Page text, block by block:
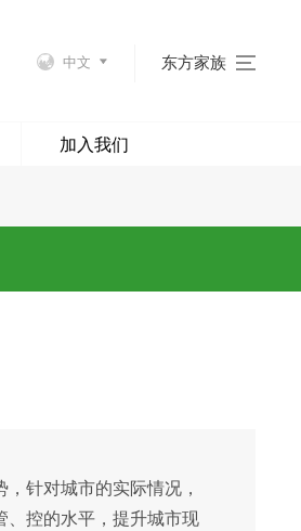
东方家族
中文
加入我们
针对城市的实际情况，
、控的水平，提升城市现